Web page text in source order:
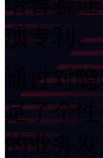
项专利。
通过对
足了个性
的业务发